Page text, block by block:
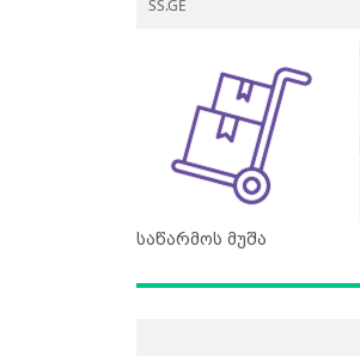
SS.GE
საწარმოს მუშა